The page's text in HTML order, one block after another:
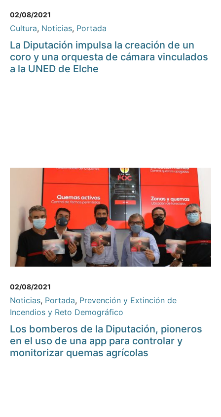
02/08/2021
Cultura, Noticias, Portada
La Diputación impulsa la creación de un
coro y una orquesta de cámara vinculados
a la UNED de Elche
02/08/2021
Noticias, Portada, Prevención y Extinción de
Incendios y Reto Demográfico
Los bomberos de la Diputación, pioneros
en el uso de una app para controlar y
monitorizar quemas agrícolas